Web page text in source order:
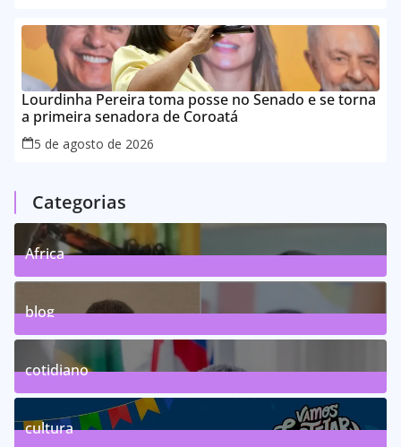
Lourdinha Pereira toma posse no Senado e se torna
a primeira senadora de Coroatá
5 de agosto de 2026
Categorias
Africa
0Posts
blog
75Posts
cotidiano
46Posts
cultura